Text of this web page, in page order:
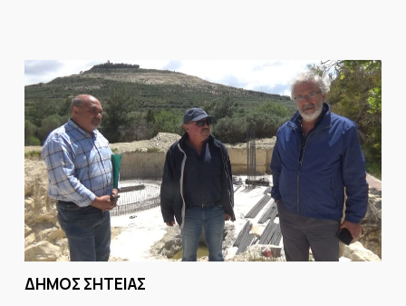
ΔΗΜΟΣ ΣΗΤΕΙΑΣ